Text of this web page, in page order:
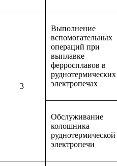
3
Выполнение
вспомогательных
операций при
выплавке
ферросплавов в
руднотермических
электропечах
Обслуживание
колошника
руднотермической
электропечи